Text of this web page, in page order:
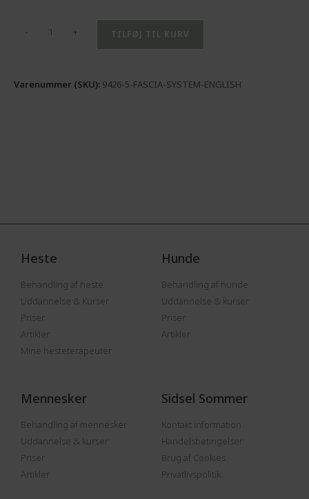
- + TILFØJ TIL KURV
Varenummer (SKU): 9426-5-FASCIA-SYSTEM-ENGLISH
Heste
Behandling af heste
Uddannelse & Kurser
Priser
Artikler
Mine hesteterapeuter
Hunde
Behandling af hunde
Uddannelse & kurser
Priser
Artikler
Mennesker
Behandling af mennesker
Uddannelse & kurser
Priser
Artikler
Sidsel Sommer
Kontakt information
Handelsbetingelser
Brug af Cookies
Privatlivspolitik